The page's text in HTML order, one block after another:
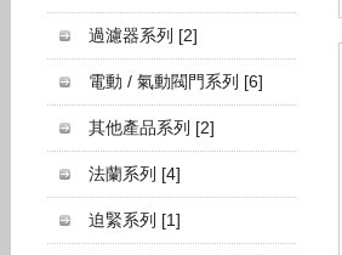
過濾器系列 [2]
電動 / 氣動閥門系列 [6]
其他產品系列 [2]
法蘭系列 [4]
迫緊系列 [1]